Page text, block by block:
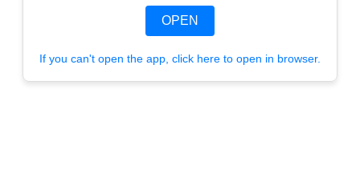
OPEN
If you can't open the app, click here to open in browser.